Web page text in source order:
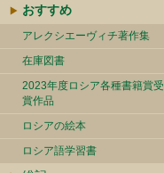
おすすめ
アレクシエーヴィチ著作集
在庫図書
2023年度ロシア各種書籍賞受
賞作品
ロシアの絵本
ロシア語学習書